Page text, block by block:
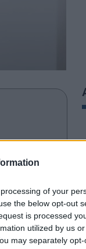
of your
the below opt-out
is processed
utilized by us
may separately